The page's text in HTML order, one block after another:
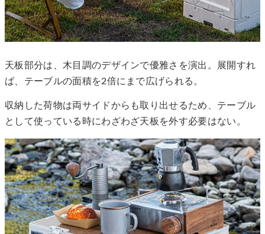
天板部分は、木目調のデザインで優雅さを演出。展開すれ
ば、テーブルの面積を2倍にまで広げられる。
収納した荷物は両サイドからも取り出せるため、テーブル
として使っている時にわざわざ天板を外す必要はない。